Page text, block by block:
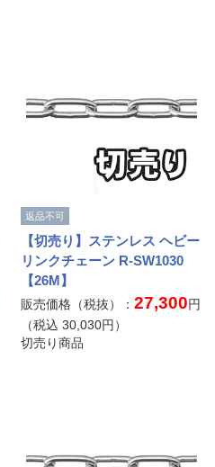
返品不可
【切売り】ステンレス ヘビー
リンクチェーン R-SW1030
【26M】
販売価格（税抜）：27,300円
（税込30,030円）
切売り商品